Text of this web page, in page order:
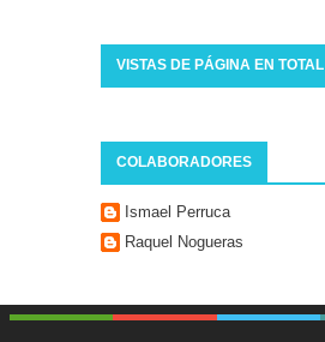
VISTAS DE PÁGINA EN TOTAL
COLABORADORES
Ismael Perruca
Raquel Nogueras